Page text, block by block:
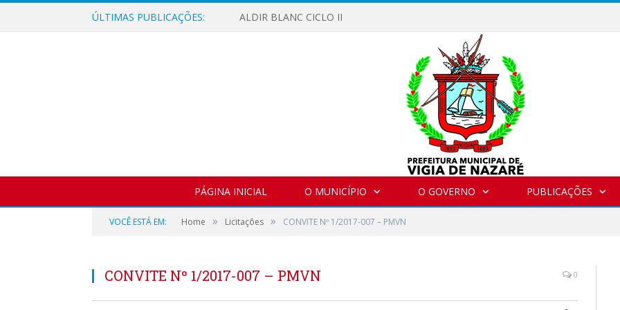
ÚLTIMAS PUBLICAÇÕES: ALDIR BLANC CICLO II
PÁGINA INICIAL O MUNICÍPIO O GOVERNO PUBLICAÇÕES
VOCÊ ESTÁ EM: Home » Licitações » CONVITE Nº 1/2017-007 – PMVN
CONVITE Nº 1/2017-007 – PMVN 0